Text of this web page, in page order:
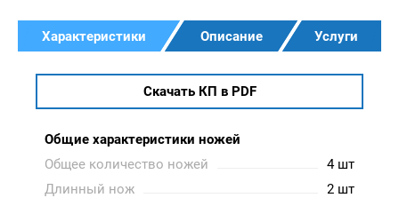
Характеристики Описание Услуги
Скачать КП в PDF
Общие характеристики ножей
Общее количество ножей
4 шт
Длинный нож
2 шт